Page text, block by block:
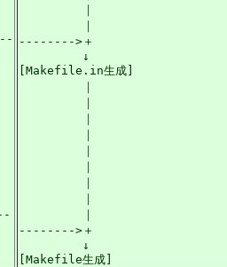
         ｜
         ｜
-------->＋
         ↓
[Makefile.in生成]
         ｜
         ｜
         ｜
         ｜
         ｜
         ｜
         ｜
         ｜
         ｜
-------->＋
         ↓
[Makefile生成]